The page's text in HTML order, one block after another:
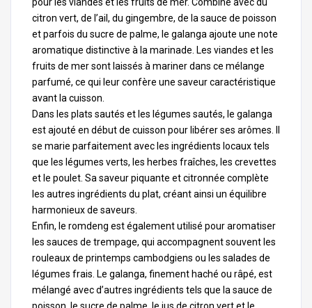
citron vert, de l’ail, du gingembre, de la sauce de poisson
et parfois du sucre de palme, le galanga ajoute une note
aromatique distinctive à la marinade. Les viandes et les
fruits de mer sont laissés à mariner dans ce mélange
parfumé, ce qui leur confère une saveur caractéristique
avant la cuisson.
Dans les plats sautés et les légumes sautés, le galanga
est ajouté en début de cuisson pour libérer ses arômes. Il
se marie parfaitement avec les ingrédients locaux tels
que les légumes verts, les herbes fraîches, les crevettes
et le poulet. Sa saveur piquante et citronnée complète
les autres ingrédients du plat, créant ainsi un équilibre
harmonieux de saveurs.
Enfin, le romdeng est également utilisé pour aromatiser
les sauces de trempage, qui accompagnent souvent les
rouleaux de printemps cambodgiens ou les salades de
légumes frais. Le galanga, finement haché ou râpé, est
mélangé avec d’autres ingrédients tels que la sauce de